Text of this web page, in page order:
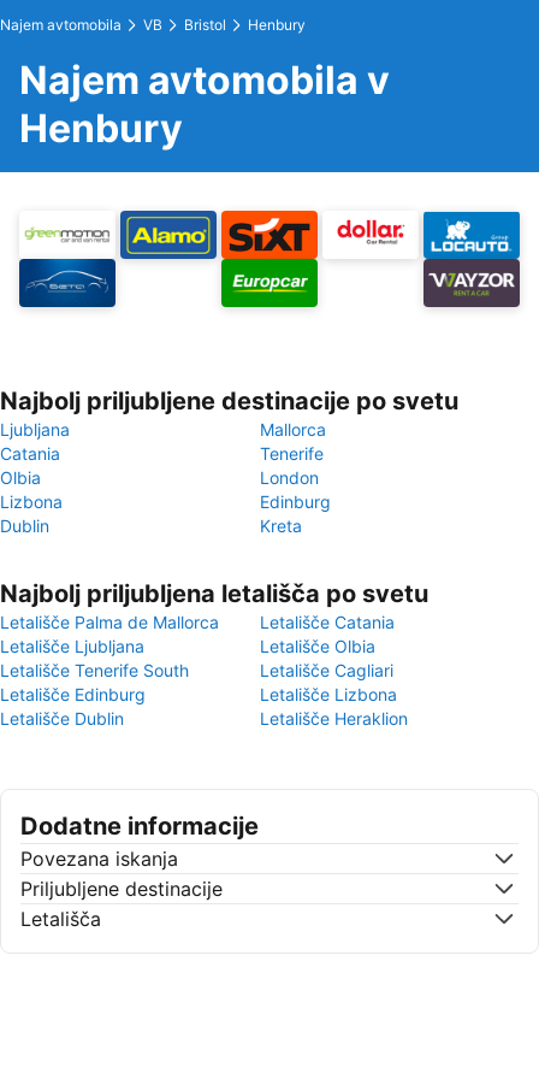
Najem avtomobila VB Bristol Henbury
Najem avtomobila v
Henbury
Najbolj priljubljene destinacije po svetu
Ljubljana
Mallorca
Catania
Tenerife
Olbia
London
Lizbona
Edinburg
Dublin
Kreta
Najbolj priljubljena letališča po svetu
Letališče Palma de Mallorca
Letališče Catania
Letališče Ljubljana
Letališče Olbia
Letališče Tenerife South
Letališče Cagliari
Letališče Edinburg
Letališče Lizbona
Letališče Dublin
Letališče Heraklion
Dodatne informacije
Povezana iskanja
Priljubljene destinacije
Letališča